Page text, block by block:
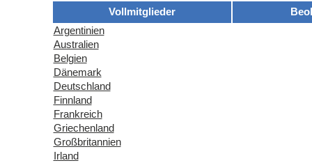
Vollmitglieder
Argentinien
Australien
Belgien
Dänemark
Deutschland
Finnland
Frankreich
Griechenland
Großbritannien
Irland